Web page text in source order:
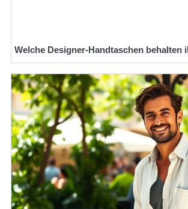
Welche Designer-Handtaschen behalten